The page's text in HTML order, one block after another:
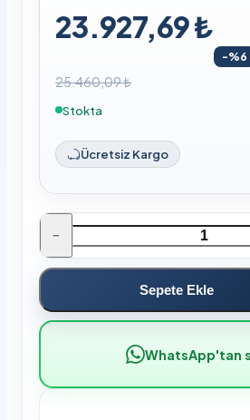
23.927,69 ₺
-%6
25.460,09 ₺
Stokta
Ücretsiz Kargo
−
Sepete Ekle
WhatsApp'tan